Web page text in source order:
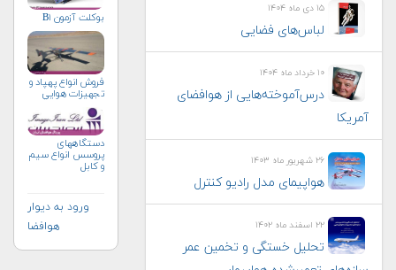
۱۵ دی ماه ۱۴۰۴
لباس‌های فضایی
۱۰ خرداد ماه ۱۴۰۴
درس‌آموخته‌هایی از هوافضای
آمریکا
۲۶ شهریور ماه ۱۴۰۳
هواپيمای مدل راديو كنترل
۲۲ اسفند ماه ۱۴۰۲
تحلیل خستگی و تخمین عمر
بوکلت آزمون B۱
فروش انواع پهپاد و
تجهيزات هوايي
دستگاههای
پروسس انواع سیم
و کابل
ورود به دیوار
هوافضا